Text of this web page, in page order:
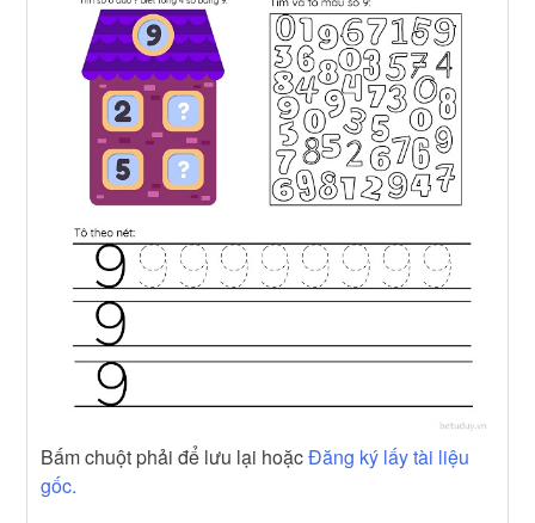
Bấm chuột phải để lưu lại hoặcĐăng ký lấy tài liệu
gốc.